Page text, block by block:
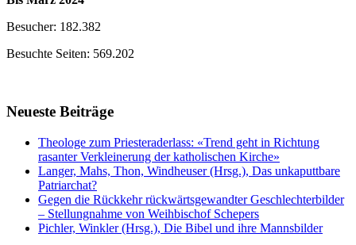
Besucher: 182.382
Besuchte Seiten: 569.202
Neueste Beiträge
Theologe zum Priesteraderlass: «Trend geht in Richtung
rasanter Verkleinerung der katholischen Kirche»
Langer, Mahs, Thon, Windheuser (Hrsg.), Das unkaputtbare
Patriarchat?
Gegen die Rückkehr rückwärtsgewandter Geschlechterbilder
– Stellungnahme von Weihbischof Schepers
Pichler, Winkler (Hrsg.), Die Bibel und ihre Mannsbilder